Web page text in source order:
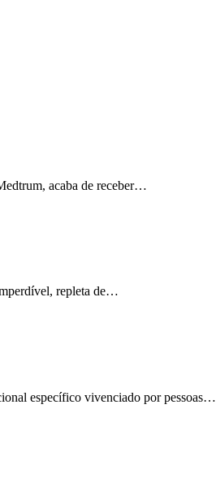
acaba de receber…
repleta de…
específico vivenciado por pessoas…